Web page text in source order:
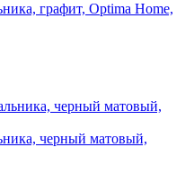
графит, Optima Home,
черный матовый,